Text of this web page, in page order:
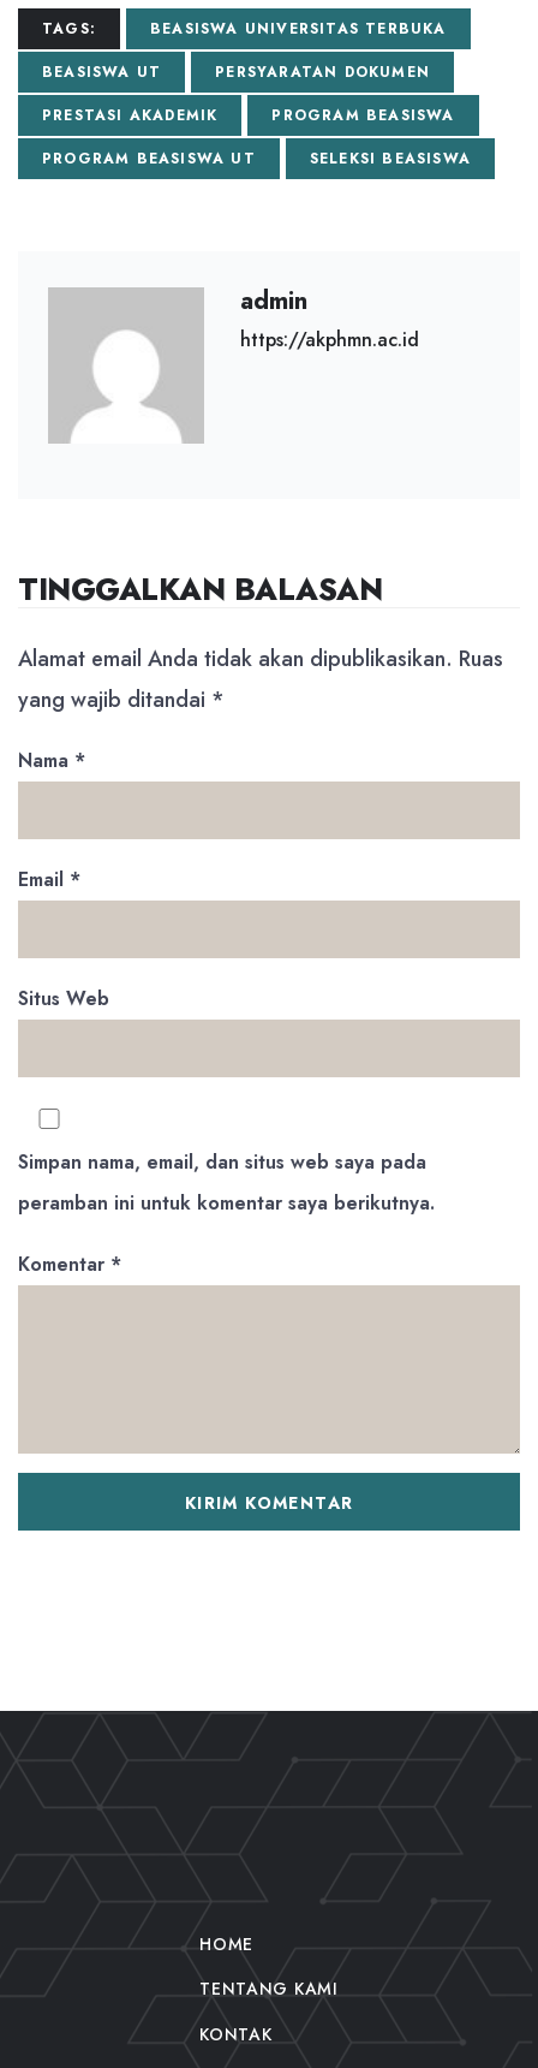
TAGS:
BEASISWA UNIVERSITAS TERBUKA
BEASISWA UT
PERSYARATAN DOKUMEN
PRESTASI AKADEMIK
PROGRAM BEASISWA
PROGRAM BEASISWA UT
SELEKSI BEASISWA
admin
https://akphmn.ac.id
TINGGALKAN BALASAN
Alamat email Anda tidak akan dipublikasikan. Ruas
yang wajib ditandai *
Nama *
Email *
Situs Web
Simpan nama, email, dan situs web saya pada
peramban ini untuk komentar saya berikutnya.
Komentar *
HOME
TENTANG KAMI
KONTAK